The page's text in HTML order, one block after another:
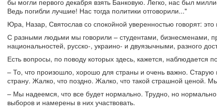
бы могли первого декабря взять Банковую. Легко, нас был
Ведь погибли лучшие! Нас тогда политики отговорили..."
Юра, Назар, Святослав со спокойной уверенностью говорят:
С разными людьми мы говорили – студентами, бизнесменами,
национальностей, русско-, украино- и двуязычными, разного
Есть вопросы, по поводу которых здесь, кажется, наблюдается
– То, что произошло, хорошо для страны и очень важно.
страну. Жалко, что поздно. Жалко, что такой страшной ценой.
– Мы надеемся, что все будет нормально. Трудно, но
выборов и намерены в них участвовать.